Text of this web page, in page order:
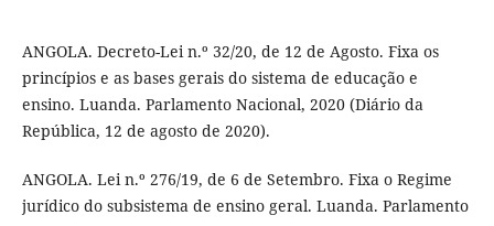
ANGOLA. Decreto-Lei n.º 32/20, de 12 de Agosto. Fixa os
princípios e as bases gerais do sistema de educação e
ensino. Luanda. Parlamento Nacional, 2020 (Diário da
República, 12 de agosto de 2020).
ANGOLA. Lei n.º 276/19, de 6 de Setembro. Fixa o Regime
jurídico do subsistema de ensino geral. Luanda. Parlamento